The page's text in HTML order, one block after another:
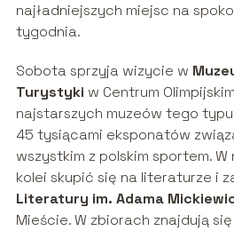
najładniejszych miejsc na
tygodnia.
Sobota sprzyja wizycie w
Turystyki w Centrum
najstarszych muzeów tego
45 tysiącami eksponatów
wszystkim z polskim sportem. W
kolei skupić się na literaturze i
Literatury im. Adama
Mieście. W zbiorach znajdują